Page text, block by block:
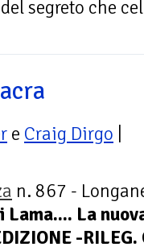
segreto che
e Craig Dirgo
n. 867 -
Lama.... La
-RILEG.